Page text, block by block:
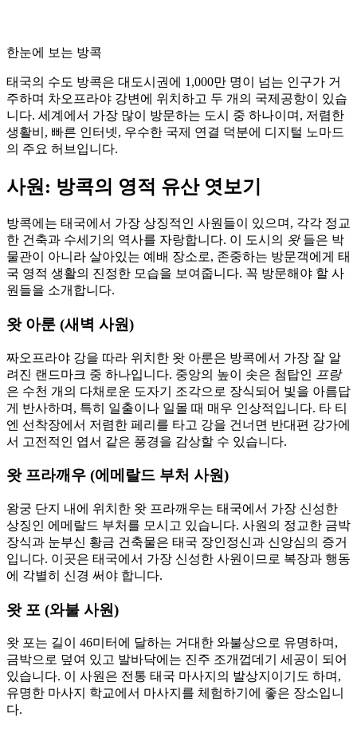
한눈에 보는 방콕
태국의 수도 방콕은 대도시권에 1,000만 명이 넘는 인구가 거
주하며 차오프라야 강변에 위치하고 두 개의 국제공항이 있습
니다. 세계에서 가장 많이 방문하는 도시 중 하나이며, 저렴한
생활비, 빠른 인터넷, 우수한 국제 연결 덕분에 디지털 노마드
의 주요 허브입니다.
사원: 방콕의 영적 유산 엿보기
방콕에는 태국에서 가장 상징적인 사원들이 있으며, 각각 정교
한 건축과 수세기의 역사를 자랑합니다. 이 도시의 왓들은 박
물관이 아니라 살아있는 예배 장소로, 존중하는 방문객에게 태
국 영적 생활의 진정한 모습을 보여줍니다. 꼭 방문해야 할 사
원들을 소개합니다.
왓 아룬 (새벽 사원)
짜오프라야 강을 따라 위치한 왓 아룬은 방콕에서 가장 잘 알
려진 랜드마크 중 하나입니다. 중앙의 높이 솟은 첨탑인 프랑
은 수천 개의 다채로운 도자기 조각으로 장식되어 빛을 아름답
게 반사하며, 특히 일출이나 일몰 때 매우 인상적입니다. 타 티
엔 선착장에서 저렴한 페리를 타고 강을 건너면 반대편 강가에
서 고전적인 엽서 같은 풍경을 감상할 수 있습니다.
왓 프라깨우 (에메랄드 부처 사원)
왕궁 단지 내에 위치한 왓 프라깨우는 태국에서 가장 신성한
상징인 에메랄드 부처를 모시고 있습니다. 사원의 정교한 금박
장식과 눈부신 황금 건축물은 태국 장인정신과 신앙심의 증거
입니다. 이곳은 태국에서 가장 신성한 사원이므로 복장과 행동
에 각별히 신경 써야 합니다.
왓 포 (와불 사원)
왓 포는 길이 46미터에 달하는 거대한 와불상으로 유명하며,
금박으로 덮여 있고 발바닥에는 진주 조개껍데기 세공이 되어
있습니다. 이 사원은 전통 태국 마사지의 발상지이기도 하며,
유명한 마사지 학교에서 마사지를 체험하기에 좋은 장소입니
다.